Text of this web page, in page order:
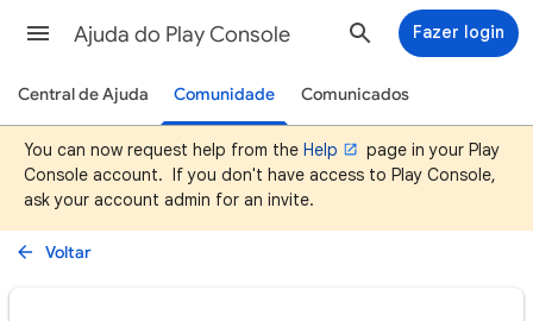
Ajuda do Play Console Fazer login
Central de Ajuda Comunidade Comunicados
You can now request help from the Help
page in your Play
Console account. If you don't have access to Play Console,
ask your account admin for an invite.
Voltar